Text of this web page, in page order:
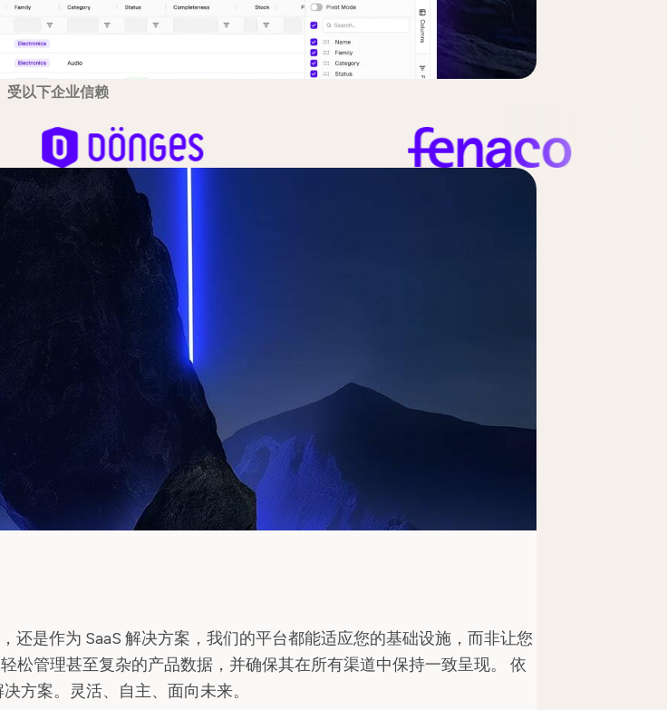
受以下企业信赖
是作为 SaaS 解决方案，我们的平台都能适应您的基础设施，而非让您
管理甚至复杂的产品数据，并确保其在所有渠道中保持一致呈现。 依
方案。灵活、自主、面向未来。